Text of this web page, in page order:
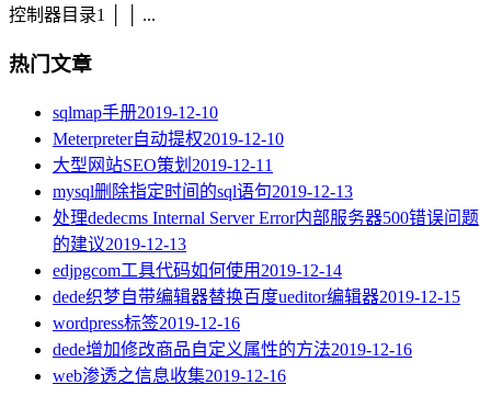
控制器目录1 │ │ ...
热门文章
sqlmap手册2019-12-10
Meterpreter自动提权2019-12-10
大型网站SEO策划 2019-12-11
mysql删除指定时间的sql语句2019-12-13
处理dedecms Internal Server Error内部服务器500错误问题
的建议2019-12-13
edjpgcom工具代码如何使用 2019-12-14
dede织梦自带编辑器替换百度ueditor编辑器2019-12-15
wordpress标签2019-12-16
dede增加修改商品自定义属性的方法2019-12-16
web渗透之信息收集2019-12-16